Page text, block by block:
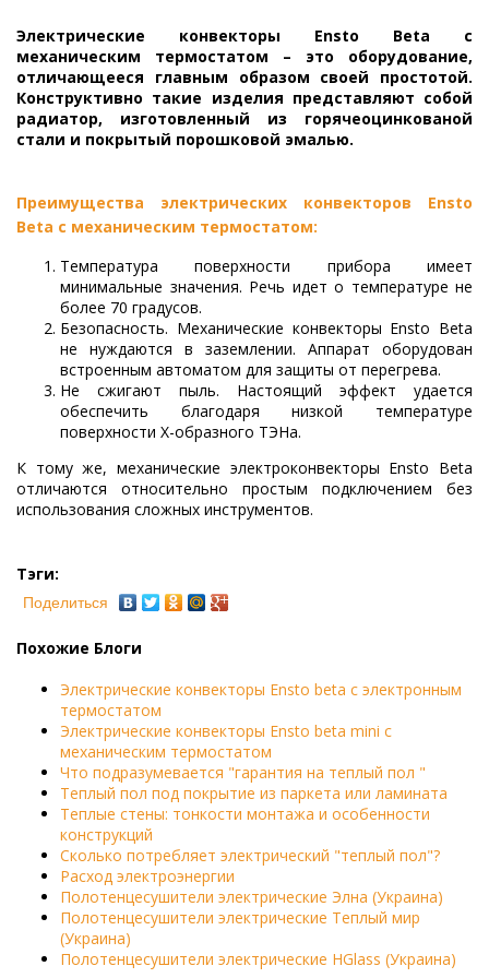
Электрические конвекторы Ensto Beta с
механическим термостатом – это оборудование,
отличающееся главным образом своей простотой.
Конструктивно такие изделия представляют собой
радиатор, изготовленный из горячеоцинкованой
стали и покрытый порошковой эмалью.
Преимущества электрических конвекторов Ensto
Beta с механическим термостатом:
Температура поверхности прибора имеет
минимальные значения. Речь идет о температуре не
более 70 градусов.
Безопасность. Механические конвекторы Ensto Beta
не нуждаются в заземлении. Аппарат оборудован
встроенным автоматом для защиты от перегрева.
Не сжигают пыль. Настоящий эффект удается
обеспечить благодаря низкой температуре
поверхности Х-образного ТЭНа.
К тому же, механические электроконвекторы Ensto Beta
отличаются относительно простым подключением без
использования сложных инструментов.
Тэги:
Поделиться
Похожие Блоги
Электрические конвекторы Ensto beta с электронным
термостатом
Электрические конвекторы Ensto beta mini с
механическим термостатом
Что подразумевается "гарантия на теплый пол "
Теплый пол под покрытие из паркета или ламината
Теплые стены: тонкости монтажа и особенности
конструкций
Сколько потребляет электрический "теплый пол"?
Расход электроэнергии
Полотенцесушители электрические Элна (Украина)
Полотенцесушители электрические Теплый мир
(Украина)
Полотенцесушители электрические HGlass (Украина)